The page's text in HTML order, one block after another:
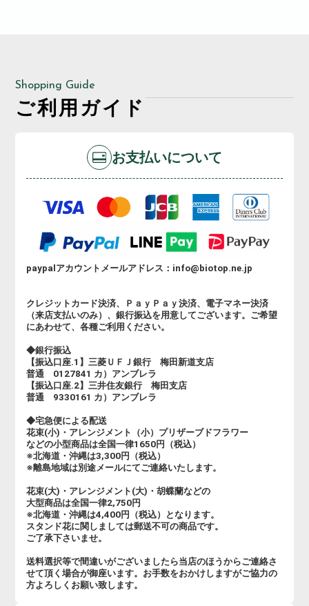
Shopping Guide
ご利用ガイド
お支払いについて
paypalアカウントメールアドレス：info@biotop.ne.jp
クレジットカード決済、ＰａｙＰａｙ決済、電子マネー決済
（来店支払いのみ）、銀行振込を用意してございます。ご希望
にあわせて、各種ご利用ください。
◆銀行振込
【振込口座.1】三菱ＵＦＪ銀行 梅田新道支店
普通 0127841 カ）アンブレラ
【振込口座.2】三井住友銀行 梅田支店
普通 9330161 カ）アンブレラ
◆宅急便による配送
花束(小)・アレンジメント（小）プリザーブドフラワー
などの小型商品は全国一律1650円（税込）
※北海道・沖縄は3,300円（税込）
※離島地域は別途メールにてご連絡いたします。
花束(大)・アレンジメント(大)・胡蝶蘭などの
大型商品は全国一律2,750円
※北海道・沖縄は4,400円（税込）となります。
スタンド花に関しましては郵送不可の商品です。
ご了承下さいませ。
送料選択等で間違いがございましたら当店のほうからご連絡さ
せて頂く場合が御座います。お手数をおかけしますがご協力の
方よろしくお願い致します。